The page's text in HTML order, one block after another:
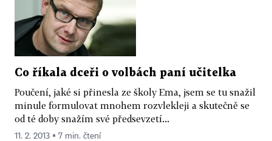
Co říkala dceři o volbách paní učitelka
Poučení, jaké si přinesla ze školy Ema, jsem se tu snažil
minule formulovat mnohem rozvlekleji a skutečně se
od té doby snažím své předsevzetí...
11. 2. 2013 ▪ 7 min. čtení